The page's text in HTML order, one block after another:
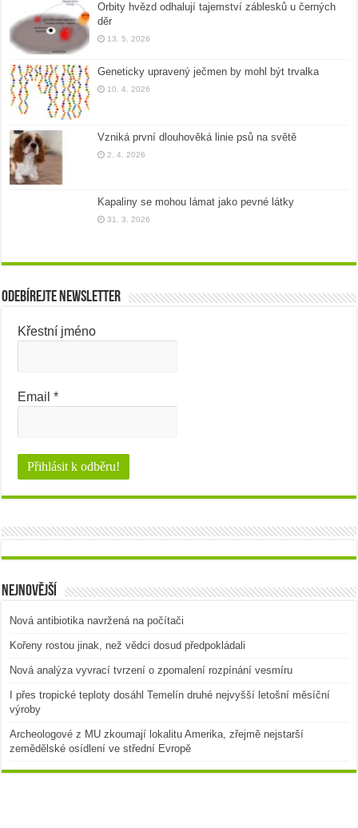
Orbity hvězd odhalují tajemství záblesků u černých
děr
13. 5. 2026
Geneticky upravený ječmen by mohl být trvalka
10. 4. 2026
Vzniká první dlouhověká linie psů na světě
2. 4. 2026
Kapaliny se mohou lámat jako pevné látky
31. 3. 2026
Odebírejte newsletter
Křestní jméno
Email*
Nejnovější
Nová antibiotika navržená na počítači
Kořeny rostou jinak, než vědci dosud předpokládali
Nová analýza vyvrací tvrzení o zpomalení rozpínání vesmíru
I přes tropické teploty dosáhl Temelín druhé nejvyšší letošní měsíční
výroby
Archeologové z MU zkoumají lokalitu Amerika, zřejmě nejstarší
zemědělské osídlení ve střední Evropě